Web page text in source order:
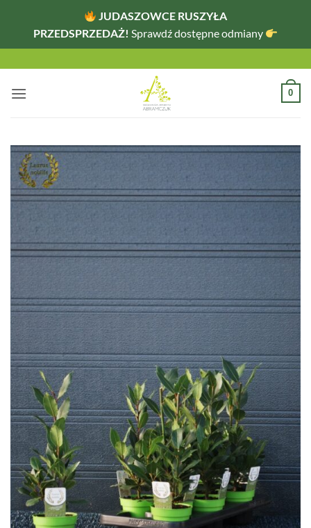
JUDASZOWCE RUSZYŁA
PRZEDSPRZEDAŻ! Sprawdź dostępne odmiany
zawartości
0